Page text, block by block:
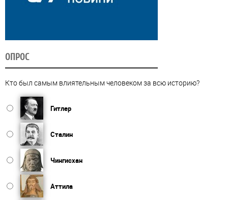
ОПРОС
Кто был самым влиятельным человеком за всю историю?
Гитлер
Сталин
Чингисхан
Аттила